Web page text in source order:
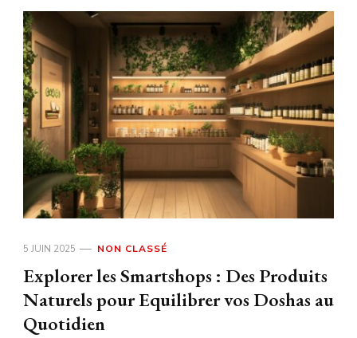
5 JUIN 2025 NON CLASSÉ
Explorer les Smartshops : Des Produits
Naturels pour Equilibrer vos Doshas au
Quotidien